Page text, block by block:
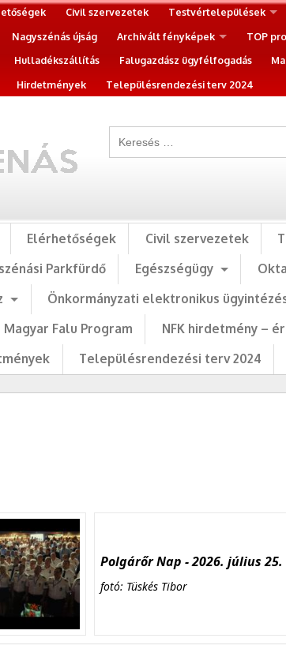
Civil szervezetek Testvértelepülések
Nagyszénás újság Archivált fényképek TOP
Hulladékszállítás Falugazdász ügyfélfogadás
Hirdetmények Településrendezési terv 2024
Elérhetőségek Civil szervezetek
Parkfürdő Egészségügy
Önkormányzati elektronikus
Magyar Falu Program NFK hirdetmény –
Településrendezési terv 2024
Polgárőr Nap - 2026. július 25.
fotó: Tüskés Tibor